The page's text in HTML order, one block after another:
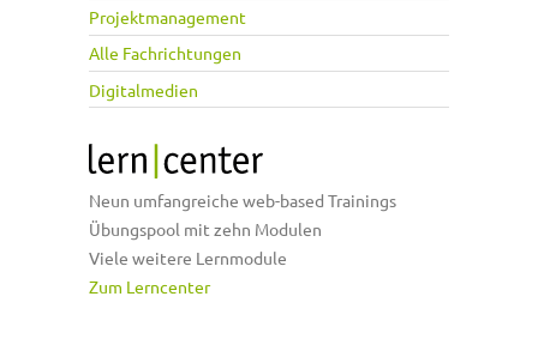
Projektmanagement
Alle Fachrichtungen
Digitalmedien
Neun umfangreiche web-based Trainings
Übungspool mit zehn Modulen
Viele weitere Lernmodule
Zum Lerncenter